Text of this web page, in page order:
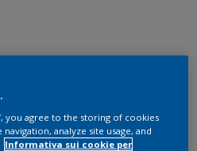
Polvere
you agree to the storing of cookies
analyze site usage, and
Informativa sui cookie per